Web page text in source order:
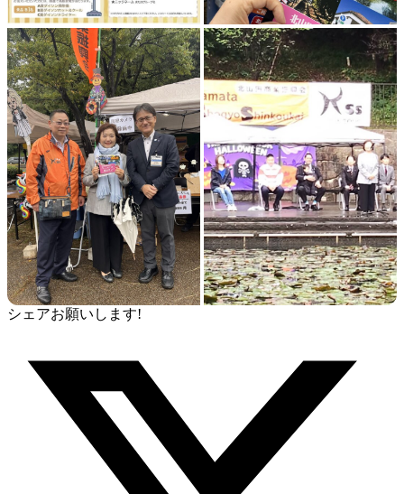
シェアお願いします!